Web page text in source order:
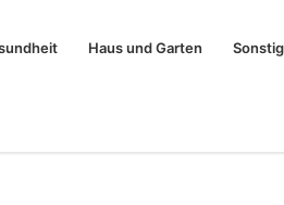
Haus und Garten